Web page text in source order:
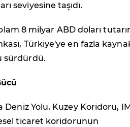
seviyesine taşıdı.
8 milyar ABD doları
Türkiye'ye en fazla
sürdürdü.
Yolu, Kuzey Koridoru,
ticaret koridorunun